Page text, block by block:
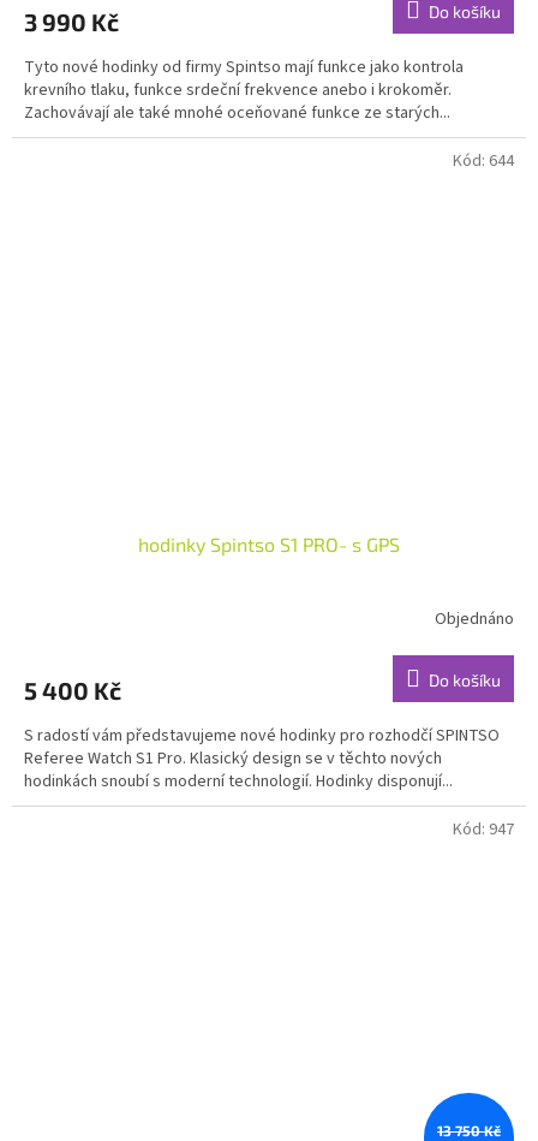
3 990 Kč Do košíku
Tyto nové hodinky od firmy Spintso mají funkce jako kontrola
krevního tlaku, funkce srdeční frekvence anebo i krokoměr.
Zachovávají ale také mnohé oceňované funkce ze starých...
hodinky Spintso S1 PRO- s GPS
Objednáno
5 400 Kč Do košíku
S radostí vám představujeme nové hodinky pro rozhodčí SPINTSO
Referee Watch S1 Pro. Klasický design se v těchto nových
hodinkách snoubí s moderní technologií. Hodinky disponují...
Kód: 644
13 750 Kč
Kód: 947